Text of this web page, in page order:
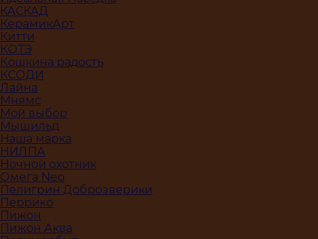
КАСКАД
КерамикАрт
Китти
КОТЭ
Кошкина радость
КСОДИ
Лайна
Мнямс
Мой выбор
Мышильд
Наша марка
НИЛПА
Ночной охотник
Омега Neo
Пелигрин Доброзверики
Перрико
Пижон
Пижон Аква